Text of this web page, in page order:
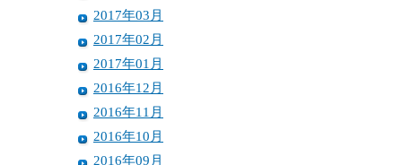
2017年03月
2017年02月
2017年01月
2016年12月
2016年11月
2016年10月
2016年09月